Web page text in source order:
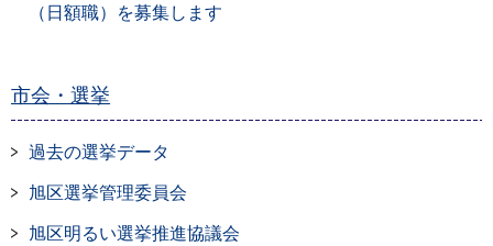
（日額職）を募集します
市会・選挙
過去の選挙データ
旭区選挙管理委員会
旭区明るい選挙推進協議会